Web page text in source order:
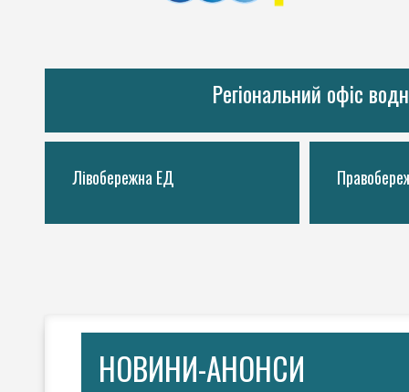
Регіональний офіс
Лівобережна ЕД
НОВИНИ-АНОНСИ